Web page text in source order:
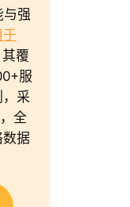
与强
覆
服
采
全
据